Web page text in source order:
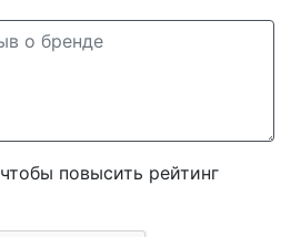
чтобы повысить рейтинг